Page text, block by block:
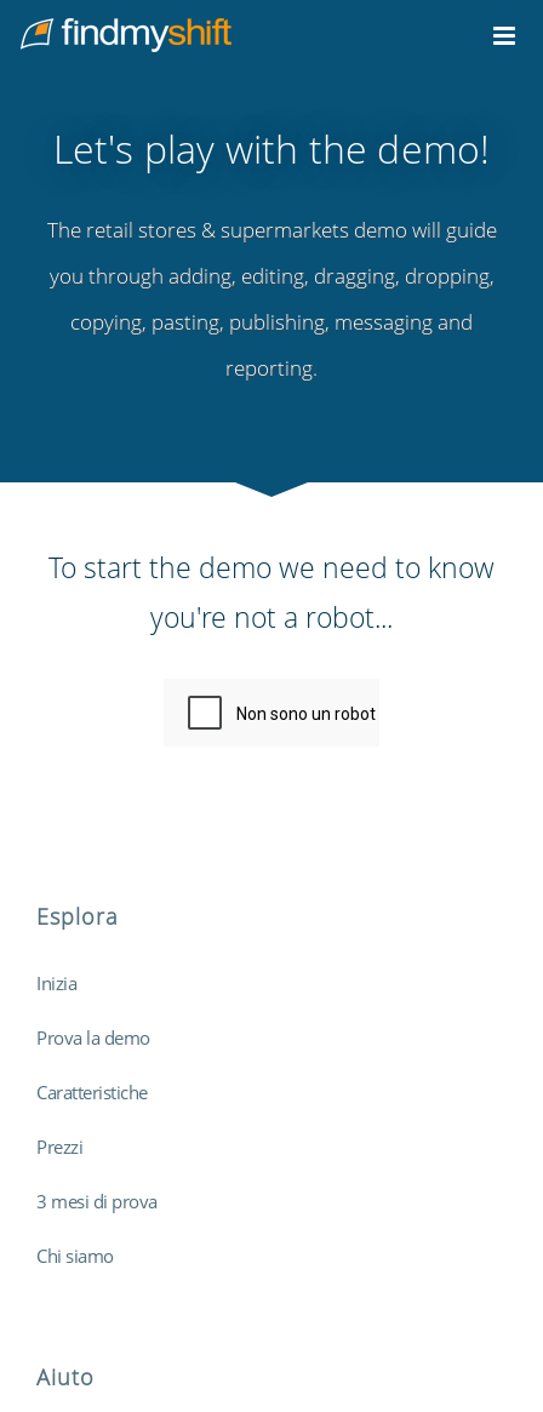
Home
Let's play with the demo!
The retail stores & supermarkets demo will guide
you through adding, editing, dragging, dropping,
copying, pasting, publishing, messaging and
reporting.
To start the demo we need to know
you're not a robot...
Esplora
Inizia
Prova la demo
Caratteristiche
Prezzi
3 mesi di prova
Chi siamo
Aiuto